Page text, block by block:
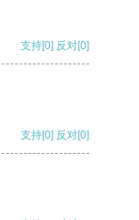
支持[0] 反对[0]
支持[0] 反对[0]